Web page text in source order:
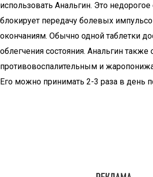
использовать Анальгин. Это недорогое
блокирует передачу болевых
окончаниям. Обычно одной таблетки
облегчения состояния. Анальгин также
противовоспалительным и
Его можно принимать 2-3 раза в день